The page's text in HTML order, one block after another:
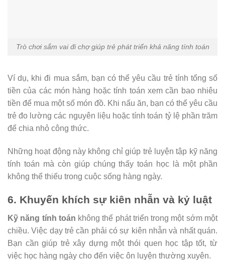
Trò chơi sắm vai đi chợ giúp trẻ phát triển khả năng tính toán
Ví dụ, khi đi mua sắm, bạn có thể yêu cầu trẻ tính tổng số
tiền của các món hàng hoặc tính toán xem cần bao nhiêu
tiền để mua một số món đồ. Khi nấu ăn, bạn có thể yêu cầu
trẻ đo lường các nguyên liệu hoặc tính toán tỷ lệ phần trăm
để chia nhỏ công thức.
Những hoạt động này không chỉ giúp trẻ luyện tập kỹ năng
tính toán mà còn giúp chúng thấy toán học là một phần
không thể thiếu trong cuộc sống hàng ngày.
6. Khuyến khích sự kiên nhẫn và kỷ luật
Kỹ năng tính toán không thể phát triển trong một sớm một
chiều. Việc dạy trẻ cần phải có sự kiên nhẫn và nhất quán.
Bạn cần giúp trẻ xây dựng một thói quen học tập tốt, từ
việc học hàng ngày cho đến việc ôn luyện thường xuyên.